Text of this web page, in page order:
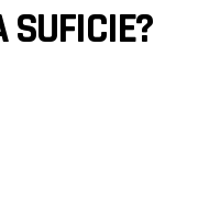
SUFICIE?